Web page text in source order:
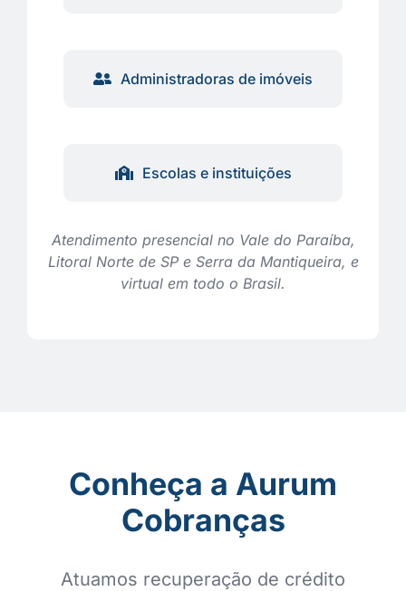
Administradoras de imóveis
Escolas e instituições
Atendimento presencial no Vale do Paraíba,
Litoral Norte de SP e Serra da Mantiqueira, e
virtual em todo o Brasil.
Conheça a Aurum
Cobranças
Atuamos recuperação de crédito